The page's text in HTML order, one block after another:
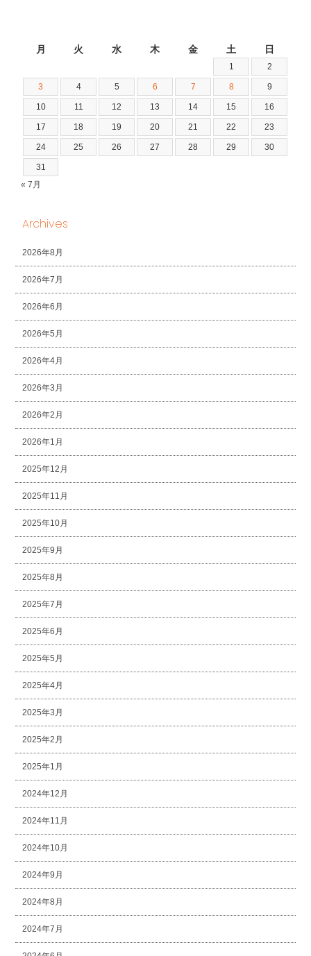
月 火 水 木 金 土 日
1 2
3 4 5 6 7 8 9
10 11 12 13 14 15 16
17 18 19 20 21 22 23
24 25 26 27 28 29 30
31
« 7月
Archives
2026年8月
2026年7月
2026年6月
2026年5月
2026年4月
2026年3月
2026年2月
2026年1月
2025年12月
2025年11月
2025年10月
2025年9月
2025年8月
2025年7月
2025年6月
2025年5月
2025年4月
2025年3月
2025年2月
2025年1月
2024年12月
2024年11月
2024年10月
2024年9月
2024年8月
2024年7月